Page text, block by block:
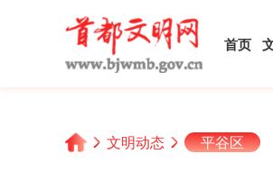
首页
文明动态 平谷区